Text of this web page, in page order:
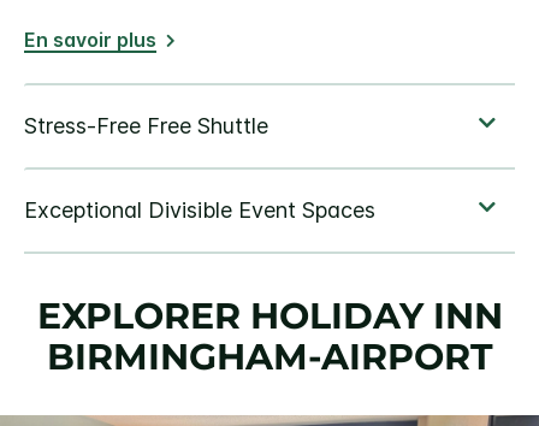
En savoir plus
EXPLORER HOLIDAY INN
BIRMINGHAM-AIRPORT